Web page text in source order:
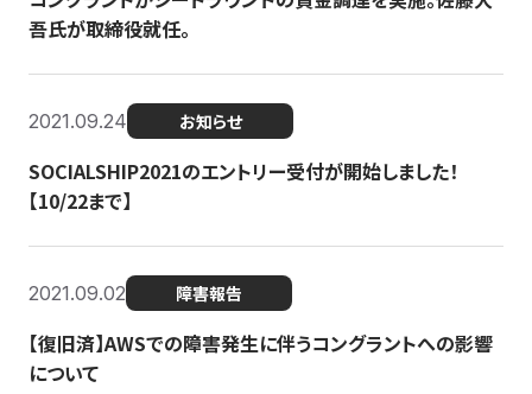
吾氏が取締役就任。
2021.09.24 お知らせ
SOCIALSHIP2021のエントリー受付が開始しました！
【10/22まで】
2021.09.02 障害報告
【復旧済】AWSでの障害発生に伴うコングラントへの影響
について